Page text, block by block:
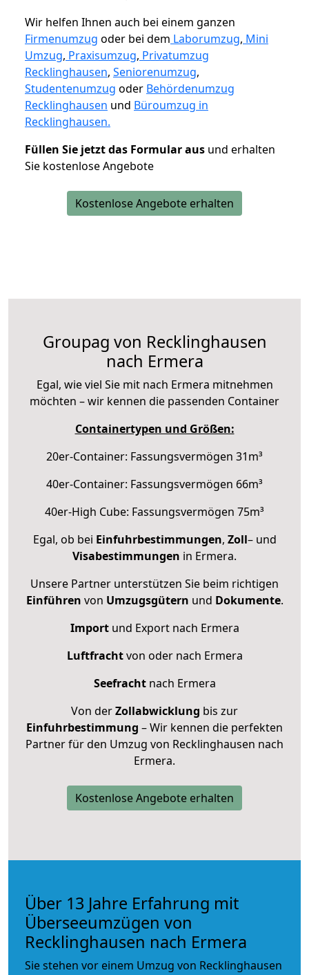
Wir helfen Ihnen auch bei einem ganzen
Firmenumzug oder bei dem Laborumzug, Mini
Umzug, Praxisumzug, Privatumzug
Recklinghausen, Seniorenumzug,
Studentenumzug oder Behördenumzug
Recklinghausen und Büroumzug in
Recklinghausen.
Füllen Sie jetzt das Formular aus und erhalten
Sie kostenlose Angebote
Kostenlose Angebote erhalten
Groupag von Recklinghausen
nach Ermera
Egal, wie viel Sie mit nach Ermera mitnehmen
möchten – wir kennen die passenden Container
Containertypen und Größen:
20er-Container: Fassungsvermögen 31m³
40er-Container: Fassungsvermögen 66m³
40er-High Cube: Fassungsvermögen 75m³
Egal, ob bei Einfuhrbestimmungen, Zoll– und
Visabestimmungen in Ermera.
Unsere Partner unterstützen Sie beim richtigen
Einführen von Umzugsgütern und Dokumente.
Importund Export nach Ermera
Luftfrachtvon oder nach Ermera
Seefrachtnach Ermera
Von derZollabwicklung bis zur
Einfuhrbestimmung – Wir kennen die perfekten
Partner für den Umzug von Recklinghausen nach
Ermera.
Kostenlose Angebote erhalten
Über 13 Jahre Erfahrung mit
Überseeumzügen von
Recklinghausen nach Ermera
Sie stehen vor einem Umzug von Recklinghausen